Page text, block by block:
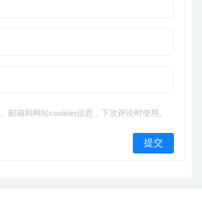
邮箱和网站cookies信息，下次评论时使用。